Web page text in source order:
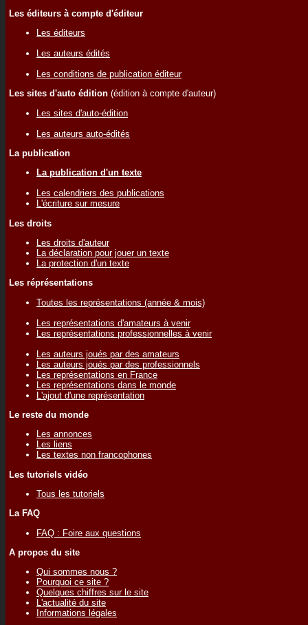
Les éditeurs à compte d'éditeur
Les éditeurs
Les auteurs édités
Les conditions de publication éditeur
Les sites d'auto édition (édition à compte d'auteur)
Les sites d'auto-édition
Les auteurs auto-édités
La publication
La publication d'un texte
Les calendriers des publications
L'écriture sur mesure
Les droits
Les droits d'auteur
La déclaration pour jouer un texte
La protection d'un texte
Les réprésentations
Toutes les représentations (année & mois)
Les représentations d'amateurs à venir
Les représentations professionnelles à venir
Les auteurs joués par des amateurs
Les auteurs joués par des professionnels
Les représentations en France
Les représentations dans le monde
L'ajout d'une représentation
Le reste du monde
Les annonces
Les liens
Les textes non francophones
Les tutoriels vidéo
Tous les tutoriels
La FAQ
FAQ : Foire aux questions
A propos du site
Qui sommes nous ?
Pourquoi ce site ?
Quelques chiffres sur le site
L'actualité du site
Informations légales